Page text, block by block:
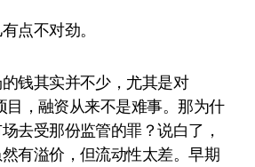
点不对劲。
钱其实并不少，尤其是对
目，融资从来不是难事。那为什
去受那份监管的罪？说白了，
有溢价，但流动性太差。早期